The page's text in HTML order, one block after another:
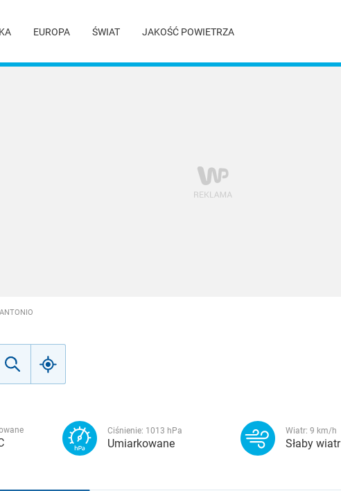
EUROPA ŚWIAT JAKOŚĆ POWIETRZA
Ciśnienie: 1013 hPa
Umiarkowane
Wiatr: 9 km/h
Słaby wiatr